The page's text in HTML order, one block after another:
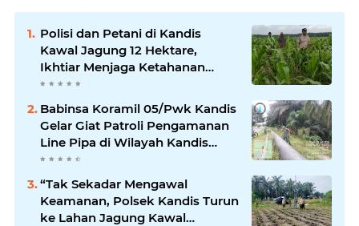
Polisi dan Petani di Kandis
Kawal Jagung 12 Hektare,
Ikhtiar Menjaga Ketahanan
Pangan
Babinsa Koramil 05/Pwk Kandis
Gelar Giat Patroli Pengamanan
Line Pipa di Wilayah Kandis
Kandis
“Tak Sekadar Mengawal
Keamanan, Polsek Kandis Turun
ke Lahan Jagung Kawal